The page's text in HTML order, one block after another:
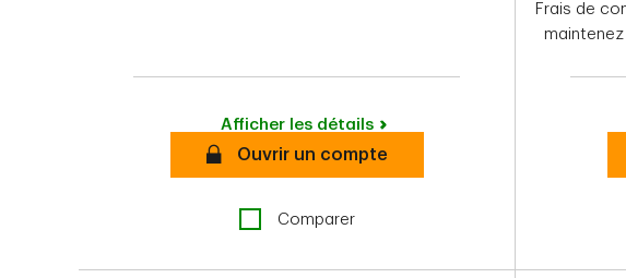
Afficher les détails
Sécurisé
Ouvrir un compte
Comparer
Frais de